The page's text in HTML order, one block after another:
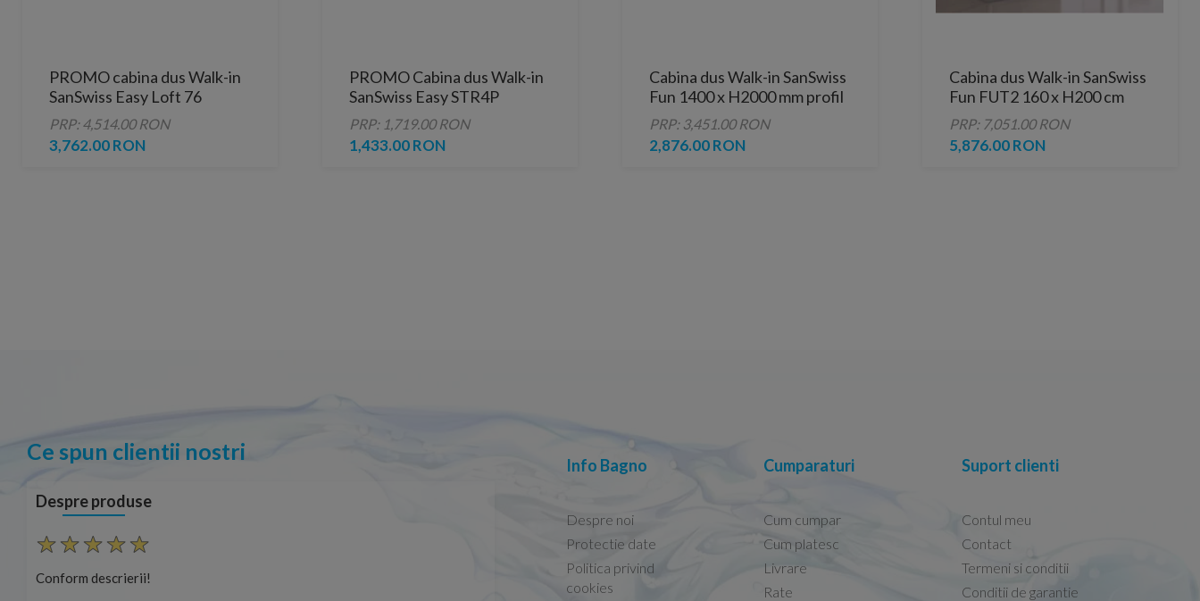
PROMO cabina dus Walk-in
SanSwiss Easy Loft 76
Industries 140 x H200 cm
profil negru mat
PRP: 4,514.00 RON
3,762.00 RON
PROMO Cabina dus Walk-in
SanSwiss Easy STR4P
130xH200 cm
PRP: 1,719.00 RON
1,433.00 RON
Cabina dus Walk-in SanSwiss
Fun 1400 x H2000 mm profil
slefuit lucios
PRP: 3,451.00 RON
2,876.00 RON
Cabina dus Walk-in SanSwiss
Fun FUT2 160 x H200 cm
sticla securizata
PRP: 7,051.00 RON
5,876.00 RON
Ce spun clientii nostri
Despre produse
Conform descrierii! Conform descrierii! Capacele Grohe sunt de bună calitate și se
Info Bagno
Despre noi
Protectie date
Politica privind
cookies
Cumparaturi
Cum cumpar
Cum platesc
Livrare
Rate
Suport clienti
Contul meu
Contact
Termeni si conditii
Conditii de garantie